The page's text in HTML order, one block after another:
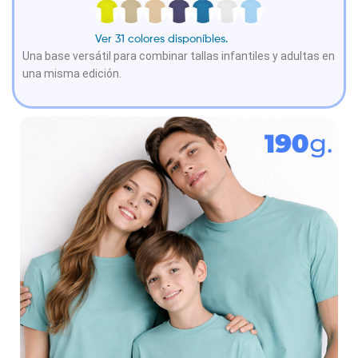
Ver 31 colores disponíbles.
Una base versátil para combinar tallas infantiles y adultas en
una misma edición.